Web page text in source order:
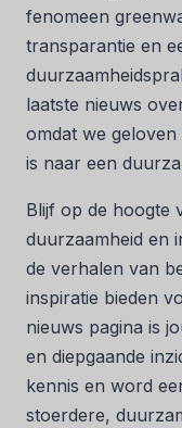
fenomeen
transparantie en
laatste nieuws
omdat we
is naar een
Blijf op de hoogte
duurzaamheid en
de verhalen van
inspiratie bieden
nieuws pagina is
en diepgaande
kennis en word
stoerdere,